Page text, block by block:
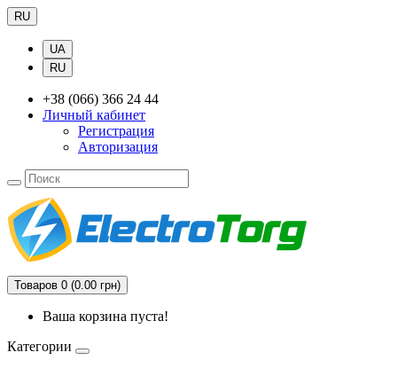
RU
UA
RU
+38 (066) 366 24 44
Личный кабинет
Регистрация
Авторизация
Товаров 0 (0.00 грн)
Ваша корзина пуста!
Категории